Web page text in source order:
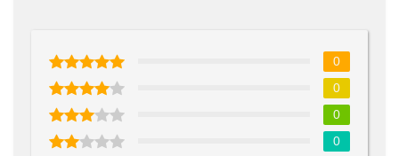
0
0
0
0